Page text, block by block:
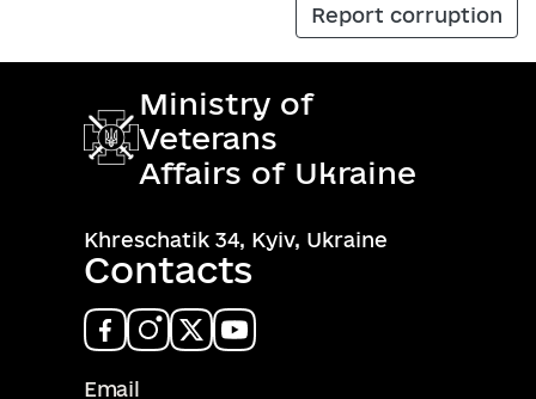
Report corruption
Ministry of
Veterans
Affairs of Ukraine
Khreschatik 34, Kyiv, Ukraine
Contacts
Email